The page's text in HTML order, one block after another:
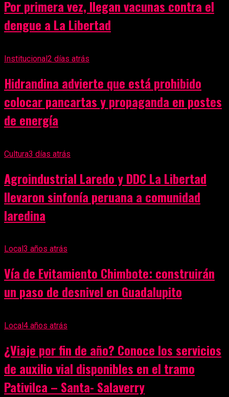
Por primera vez, llegan vacunas contra el
dengue a La Libertad
Institucional2 días atrás
Hidrandina advierte que está prohibido
colocar pancartas y propaganda en postes
de energía
Cultura3 días atrás
Agroindustrial Laredo y DDC La Libertad
llevaron sinfonía peruana a comunidad
laredina
Local 3 años atrás
Vía de Evitamiento Chimbote: construirán
un paso de desnivel en Guadalupito
Local 4 años atrás
¿Viaje por fin de año? Conoce los servicios
de auxilio vial disponibles en el tramo
Pativilca – Santa- Salaverry